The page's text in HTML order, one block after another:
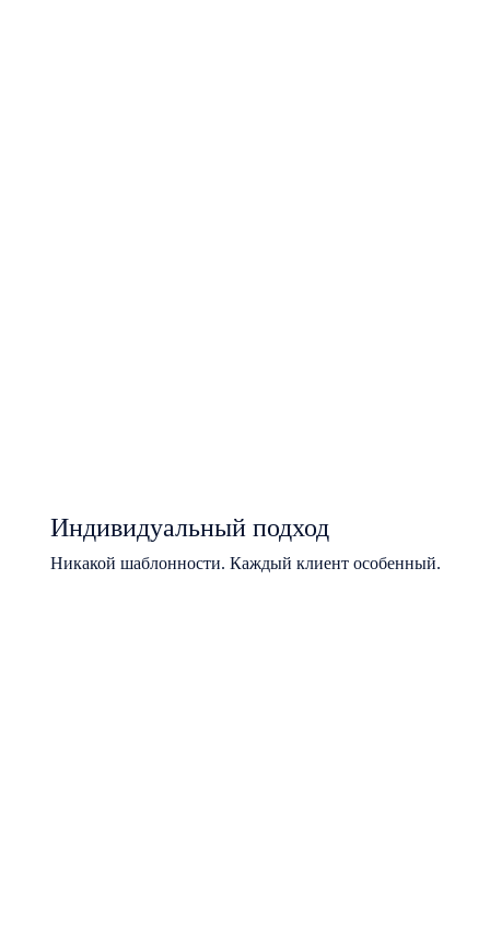
Индивидуальный подход
Никакой шаблонности. Каждый клиент особенный.